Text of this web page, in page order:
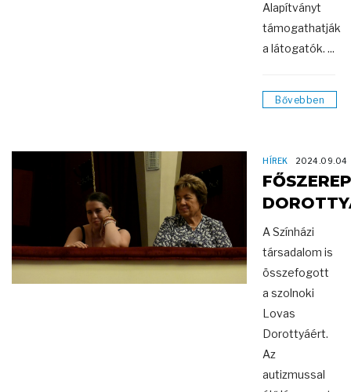
Alapítványt
támogathatják
a látogatók. ...
Bővebben
HÍREK 2024.09.04
A Színházi
társadalom is
összefogott
a szolnoki
Lovas
Dorottyáért.
Az
autizmussal